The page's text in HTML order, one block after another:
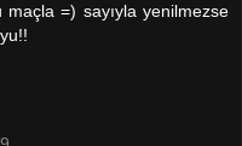
=) sayıyla yenilmezse